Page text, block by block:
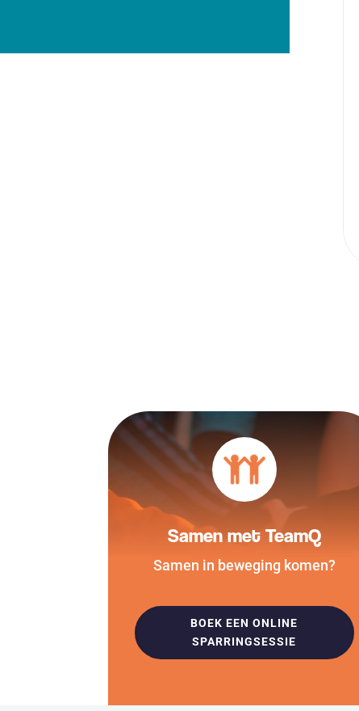
Samen met TeamQ
Samen in beweging komen?
BOEK EEN ONLINE
SPARRINGSESSIE